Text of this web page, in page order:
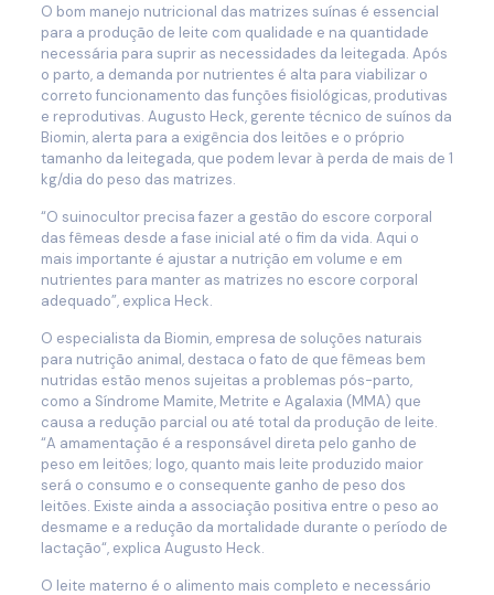
O bom manejo nutricional das matrizes suínas é essencial
para a produção de leite com qualidade e na quantidade
necessária para suprir as necessidades da leitegada. Após
o parto, a demanda por nutrientes é alta para viabilizar o
correto funcionamento das funções fisiológicas, produtivas
e reprodutivas. Augusto Heck, gerente técnico de suínos da
Biomin, alerta para a exigência dos leitões e o próprio
tamanho da leitegada, que podem levar à perda de mais de 1
kg/dia do peso das matrizes.
“O suinocultor precisa fazer a gestão do escore corporal
das fêmeas desde a fase inicial até o fim da vida. Aqui o
mais importante é ajustar a nutrição em volume e em
nutrientes para manter as matrizes no escore corporal
adequado”, explica Heck.
O especialista da Biomin, empresa de soluções naturais
para nutrição animal, destaca o fato de que fêmeas bem
nutridas estão menos sujeitas a problemas pós-parto,
como a Síndrome Mamite, Metrite e Agalaxia (MMA) que
causa a redução parcial ou até total da produção de leite.
“A amamentação é a responsável direta pelo ganho de
peso em leitões; logo, quanto mais leite produzido maior
será o consumo e o consequente ganho de peso dos
leitões. Existe ainda a associação positiva entre o peso ao
desmame e a redução da mortalidade durante o período de
lactação“, explica Augusto Heck.
O leite materno é o alimento mais completo e necessário